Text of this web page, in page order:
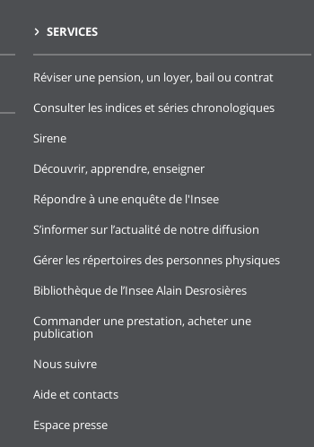
SERVICES
Réviser une pension, un loyer, bail ou contrat
Consulter les indices et séries chronologiques
Sirene
Découvrir, apprendre, enseigner
Répondre à une enquête de l'Insee
S’informer sur l’actualité de notre diffusion
Gérer les répertoires des personnes physiques
Bibliothèque de l’Insee Alain Desrosières
Commander une prestation, acheter une
publication
Nous suivre
Aide et contacts
Espace presse